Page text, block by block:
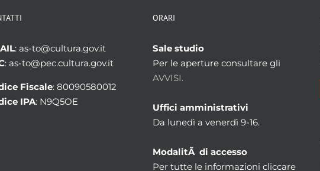
: as-to@cultura.gov.it
: as-to@pec.cultura.gov.it
Fiscale: 80090580012
IPA: N9Q5OE
ORARI
Sale studio
Per le aperture consultare gli
AVVISI.
Uffici amministrativi
Da lunedì a venerdì 9-16.
ModalitÃ di accesso
Per tutte le informazioni cliccare